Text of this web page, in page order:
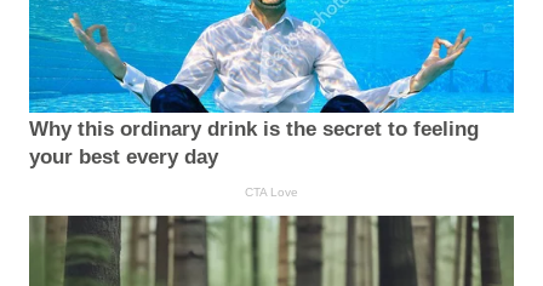
Why this ordinary drink is the secret to feeling
your best every day
CTA Love